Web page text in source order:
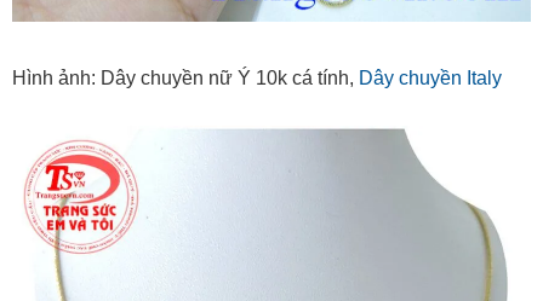
Hình ảnh: Dây chuyền nữ Ý 10k cá tính, Dây chuyền Italy